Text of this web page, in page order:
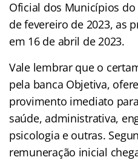
Oficial dos Municípios
de fevereiro de 2023, as
em 16 de abril de 2023.
Vale lembrar que o
pela banca Objetiva,
provimento imediato
saúde, administrativa,
psicologia e outras.
remuneração inicial